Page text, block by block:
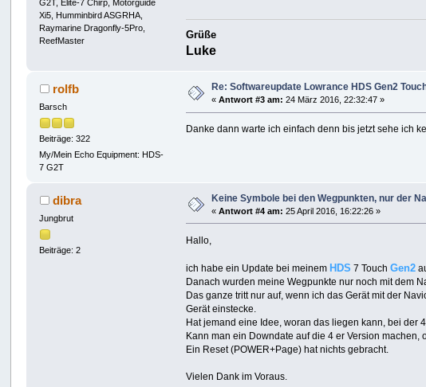
G2T, Elite-7 Chirp, Motorguide
Xi5, Humminbird ASGRHA,
Raymarine Dragonfly-5Pro,
ReefMaster
Grüße
Luke
rolfb
Barsch
Beiträge: 322
My/Mein Echo Equipment: HDS-
7 G2T
Re: Softwareupdate Lowrance HDS Gen2
«Antwort #3 am: 24 März 2016, 22:32:47 »
Danke dann warte ich einfach denn bis jetzt sehe ich
dibra
Jungbrut
Beiträge: 2
Keine Symbole bei den Wegpunkten, nur der
«Antwort #4 am: 25 April 2016, 16:22:26 »
Hallo,
ich habe ein Update bei meinem HDS 7 TouchGen2
Danach wurden meine Wegpunkte nur noch mit dem
Das ganze tritt nur auf, wenn ich das Gerät mit der
Gerät einstecke.
Hat jemand eine Idee, woran das liegen kann, bei der
Kann man ein Downdate auf die 4 er Version machen,
Ein Reset (POWER+Page) hat nichts gebracht.
Vielen Dank im Voraus.